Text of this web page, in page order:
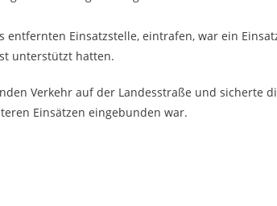
Einsatzstelle, eintrafen, war ein
unterstützt hatten.
Verkehr auf der Landesstraße und sicherte
Einsätzen eingebunden war.